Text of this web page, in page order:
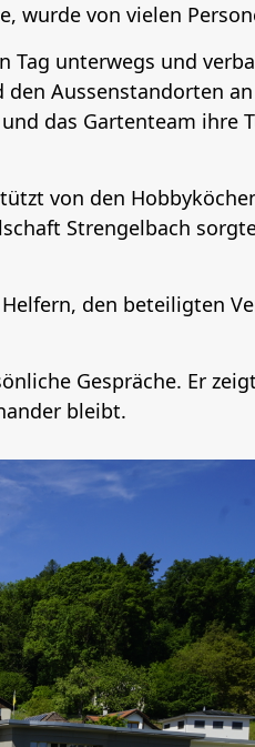
wurde von vielen
Tag unterwegs und
Aussenstandorten
das Gartenteam ihre
von den
Strengelbach
den beteiligten
Gespräche. Er
bleibt.